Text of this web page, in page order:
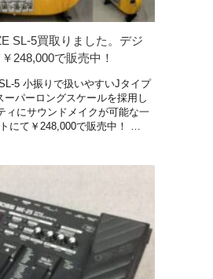
SL-5買取りました。デジ
248,000で販売中！
5 小振りで扱いやすいJタイプ
ーパーロングスケールを採用し
ィにサウンドメイクが可能な一
にて￥248,000で販売中！ …